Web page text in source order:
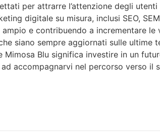
per attrarre l’attenzione degli
digitale su misura, inclusi SEO,
e contribuendo a incrementare
siano sempre aggiornati sulle
Blu significa investire in un
accompagnarvi nel percorso verso il